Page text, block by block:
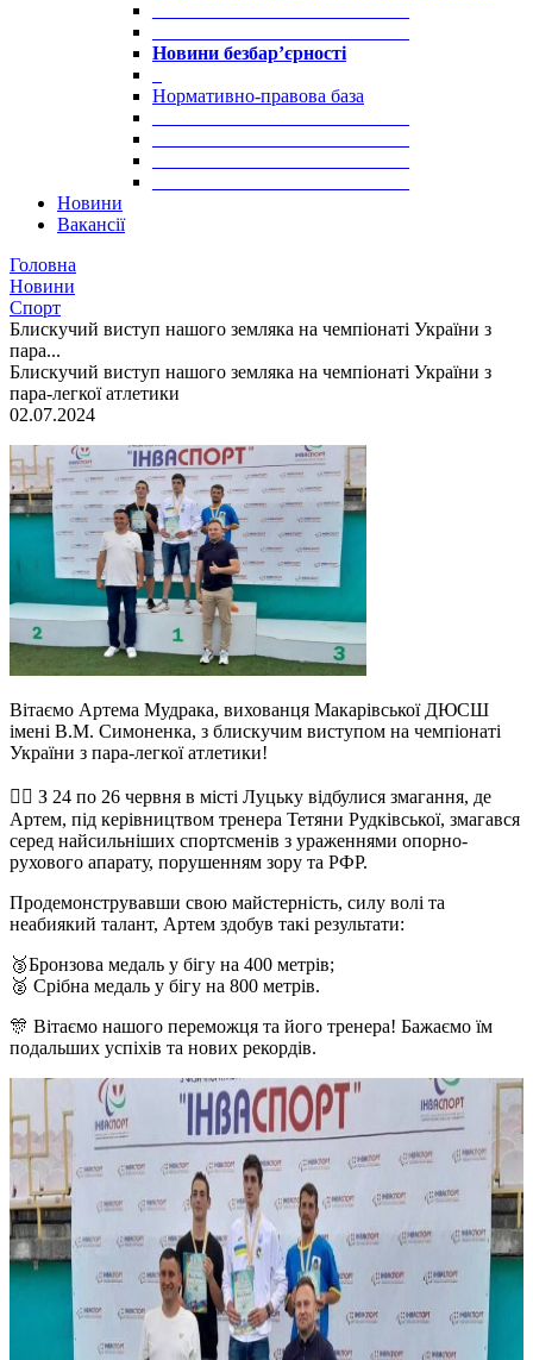
Новини безбар’єрності
Нормативно-правова база
Новини
Вакансії
Головна
Новини
Спорт
Блискучий виступ нашого земляка на чемпіонаті України з
пара...
Блискучий виступ нашого земляка на чемпіонаті України з
пара-легкої атлетики
02.07.2024
Вітаємо Артема Мудрака, вихованця Макарівської ДЮСШ
імені В.М. Симоненка, з блискучим виступом на чемпіонаті
України з пара-легкої атлетики!
🏃‍♂ З 24 по 26 червня в місті Луцьку відбулися змагання, де
Артем, під керівництвом тренера Тетяни Рудківської, змагався
серед найсильніших спортсменів з ураженнями опорно-
рухового апарату, порушенням зору та РФР.
Продемонструвавши свою майстерність, силу волі та
неабиякий талант, Артем здобув такі результати:
🥉Бронзова медаль у бігу на 400 метрів;
🥈 Срібна медаль у бігу на 800 метрів.
🎊 Вітаємо нашого переможця та його тренера! Бажаємо їм
подальших успіхів та нових рекордів.